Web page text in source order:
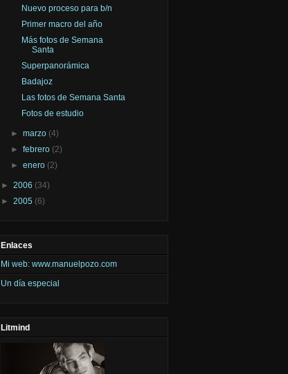
Nuevo proceso para b/n
Primer macro del año
Más fotos de Semana
Santa
Superpanorámica
Badajoz
Las fotos de Semana Santa
Fotos de estudio
►marzo (4)
►febrero (2)
►enero (2)
► 2006 (34)
► 2005 (6)
Enlaces
Mi web: www.manuelpozo.com
Un día especial
Litmind